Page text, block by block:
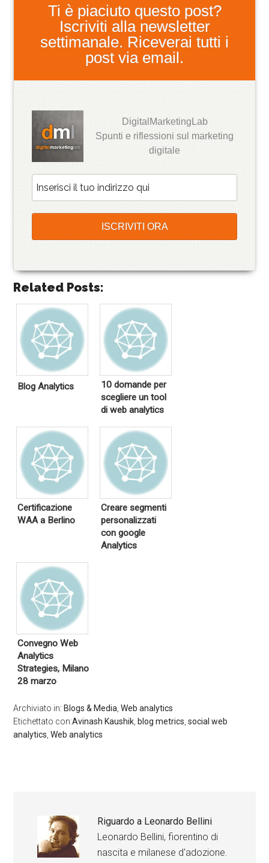
Ti è piaciuto questo post?
Iscriviti alla newsletter
settimanale. Riceverai tutti i
post via email.
DigitalMarketingLab
Spunti e riflessioni sul marketing
digitale
Related Posts:
Blog Analytics
10 domande per
scegliere un tool
di web analytics
Certificazione
WAA a Berlino
Creare segmenti
personalizzati
con google
Analytics
Convegno Web
Analytics
Strategies, Milano
28 marzo
Archiviato in: Blogs & Media,Web analytics
Etichettato con:Avinash Kaushik, blog metrics,social web
analytics,Web analytics
Riguardo a Leonardo Bellini
Leonardo Bellini, fiorentino di
nascita e milanese d'adozione.